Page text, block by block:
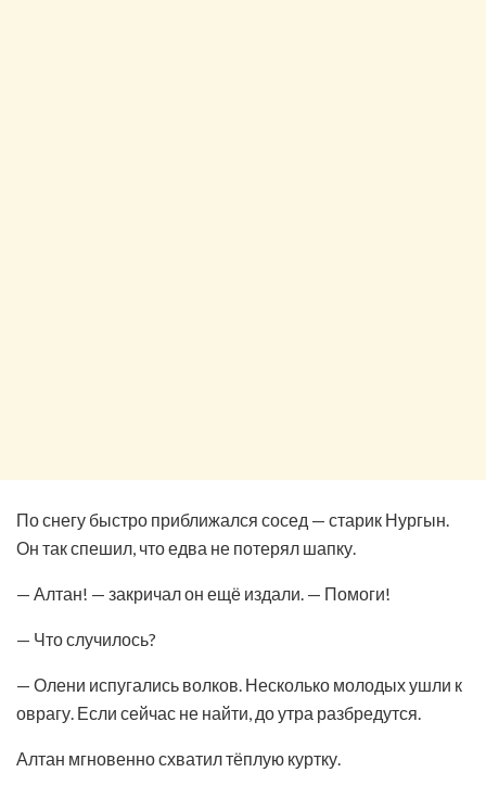
По снегу быстро приближался сосед — старик Нургын.
Он так спешил, что едва не потерял шапку.
— Алтан! — закричал он ещё издали. — Помоги!
— Что случилось?
— Олени испугались волков. Несколько молодых ушли к
оврагу. Если сейчас не найти, до утра разбредутся.
Алтан мгновенно схватил тёплую куртку.